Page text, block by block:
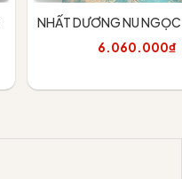
NHẤT DƯƠNG NU
6.060.000₫